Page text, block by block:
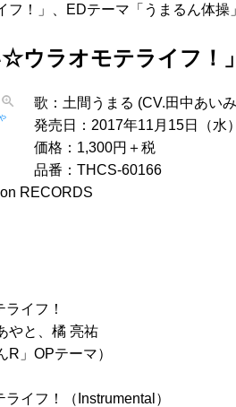
！」、EDテーマ「うまるん体操
ウラオモテライフ！」
歌：土間うまる (CV.田中あい
発売日：2017年11月15日（水）
価格：1,300円＋税
品番：THCS-60166
RECORDS
イフ！
やと、橘 亮祐
R」OPテーマ）
イフ！（Instrumental）